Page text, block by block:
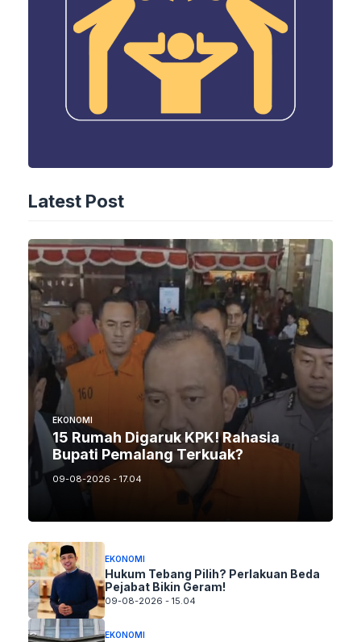
Latest Post
EKONOMI
15 Rumah Digaruk KPK! Rahasia
Bupati Pemalang Terkuak?
09-08-2026 - 17.04
EKONOMI
Hukum Tebang Pilih? Perlakuan Beda
Pejabat Bikin Geram!
09-08-2026 - 15.04
EKONOMI